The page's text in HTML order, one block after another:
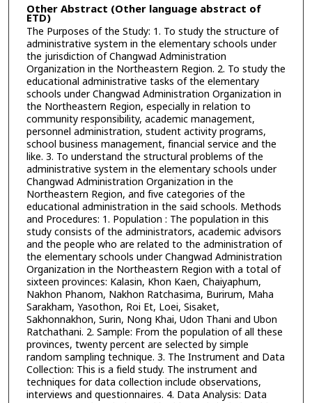
Other Abstract (Other language abstract of
ETD)
The Purposes of the Study: 1. To study the structure of
administrative system in the elementary schools under
the jurisdiction of Changwad Administration
Organization in the Northeastern Region. 2. To study the
educational administrative tasks of the elementary
schools under Changwad Administration Organization in
the Northeastern Region, especially in relation to
community responsibility, academic management,
personnel administration, student activity programs,
school business management, financial service and the
like. 3. To understand the structural problems of the
administrative system in the elementary schools under
Changwad Administration Organization in the
Northeastern Region, and five categories of the
educational administration in the said schools. Methods
and Procedures: 1. Population : The population in this
study consists of the administrators, academic advisors
and the people who are related to the administration of
the elementary schools under Changwad Administration
Organization in the Northeastern Region with a total of
sixteen provinces: Kalasin, Khon Kaen, Chaiyaphum,
Nakhon Phanom, Nakhon Ratchasima, Burirum, Maha
Sarakham, Yasothon, Roi Et, Loei, Sisaket,
Sakhonnakhon, Surin, Nong Khai, Udon Thani and Ubon
Ratchathani. 2. Sample: From the population of all these
provinces, twenty percent are selected by simple
random sampling technique. 3. The Instrument and Data
Collection: This is a field study. The instrument and
techniques for data collection include observations,
interviews and questionnaires. 4. Data Analysis: Data